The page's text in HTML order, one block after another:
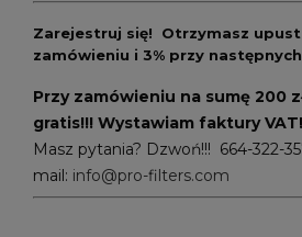
Zarejestruj się! Otrzymasz upust
zamówieniu i 3% przy
Przy zamówieniu na sumę 200
gratis!!! Wystawiam faktury VAT!
Masz pytania? Dzwoń!!!
mail: info@pro-filters.com